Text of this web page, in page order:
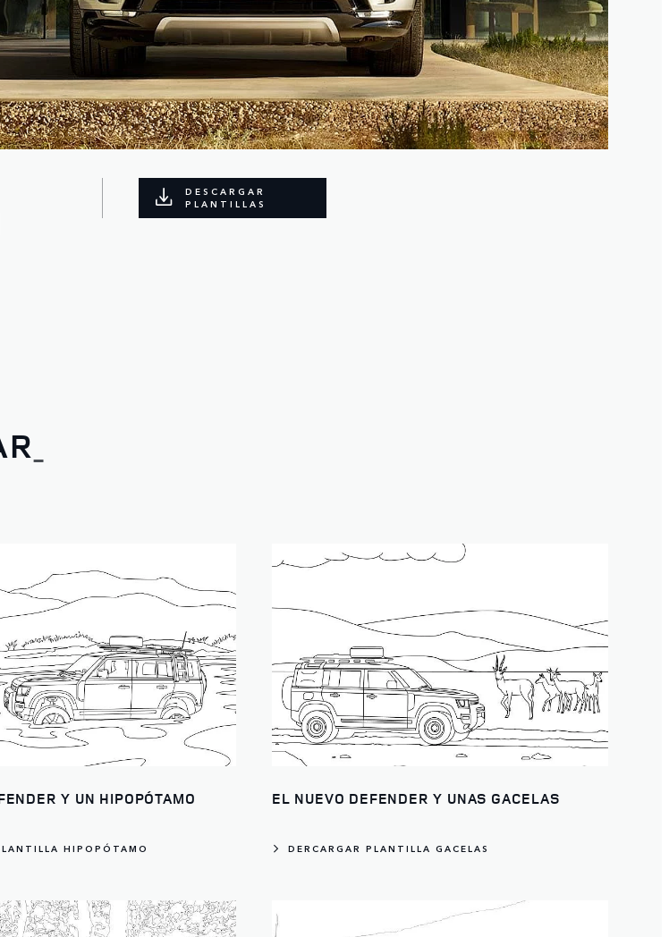
DESCARGAR
PLANTILLAS
Y UN HIPOPÓTAMO
HIPOPÓTAMO
EL NUEVO DEFENDER Y UNAS GACELAS
DERCARGAR PLANTILLA GACELAS